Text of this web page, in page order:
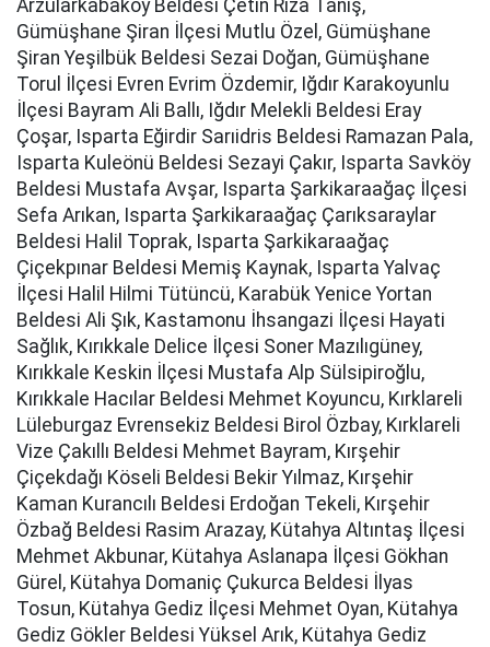
Arzularkabaköy Beldesi Çetin Rıza Tanış,
Gümüşhane Şiran İlçesi Mutlu Özel, Gümüşhane
Şiran Yeşilbük Beldesi Sezai Doğan, Gümüşhane
Torul İlçesi Evren Evrim Özdemir, Iğdır Karakoyunlu
İlçesi Bayram Ali Ballı, Iğdır Melekli Beldesi Eray
Çoşar, Isparta Eğirdir Sarıidris Beldesi Ramazan Pala,
Isparta Kuleönü Beldesi Sezayi Çakır, Isparta Savköy
Beldesi Mustafa Avşar, Isparta Şarkikaraağaç İlçesi
Sefa Arıkan, Isparta Şarkikaraağaç Çarıksaraylar
Beldesi Halil Toprak, Isparta Şarkikaraağaç
Çiçekpınar Beldesi Memiş Kaynak, Isparta Yalvaç
İlçesi Halil Hilmi Tütüncü, Karabük Yenice Yortan
Beldesi Ali Şık, Kastamonu İhsangazi İlçesi Hayati
Sağlık, Kırıkkale Delice İlçesi Soner Mazılıgüney,
Kırıkkale Keskin İlçesi Mustafa Alp Sülsipiroğlu,
Kırıkkale Hacılar Beldesi Mehmet Koyuncu, Kırklareli
Lüleburgaz Evrensekiz Beldesi Birol Özbay, Kırklareli
Vize Çakıllı Beldesi Mehmet Bayram, Kırşehir
Çiçekdağı Köseli Beldesi Bekir Yılmaz, Kırşehir
Kaman Kurancılı Beldesi Erdoğan Tekeli, Kırşehir
Özbağ Beldesi Rasim Arazay, Kütahya Altıntaş İlçesi
Mehmet Akbunar, Kütahya Aslanapa İlçesi Gökhan
Gürel, Kütahya Domaniç Çukurca Beldesi İlyas
Tosun, Kütahya Gediz İlçesi Mehmet Oyan, Kütahya
Gediz Gökler Beldesi Yüksel Arık, Kütahya Gediz